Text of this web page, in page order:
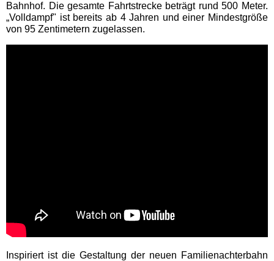
Bayern Freizeitparks
Rodelbahn St. Englmar
Bahnhof. Die gesamte Fahrtstrecke beträgt rund 500 Meter.
„Volldampf" ist bereits ab 4 Jahren und einer Mindestgröße
von 95 Zentimetern zugelassen.
Inspiriert ist die Gestaltung der neuen Familienachterbahn